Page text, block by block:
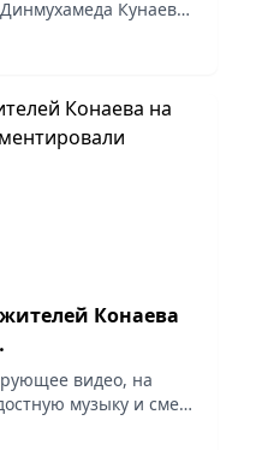
Кунаева*
на иной локации –
Конаева
видео, на
музыку и смех